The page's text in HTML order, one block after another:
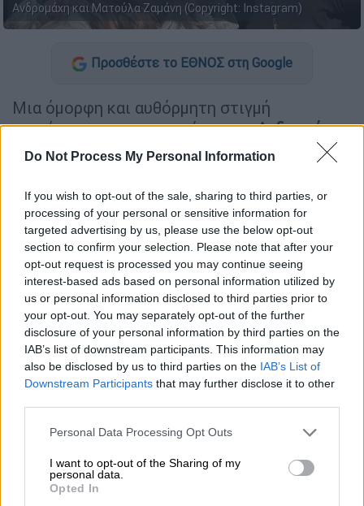
Do Not Process My Personal Information
If you wish to opt-out of the sale, sharing to third parties, or
processing of your personal or sensitive information for
targeted advertising by us, please use the below opt-out
section to confirm your selection. Please note that after your
opt-out request is processed you may continue seeing
interest-based ads based on personal information utilized by
us or personal information disclosed to third parties prior to
your opt-out. You may separately opt-out of the further
disclosure of your personal information by third parties on the
IAB’s list of downstream participants. This information may
also be disclosed by us to third parties on the IAB’s List of
Downstream Participants that may further disclose it to other
Please note that this website/app uses one or more Google
not limited to your visit or usage behaviour. You may click to
grant or deny consent to Google and its third-party tags to
use your data for below specified purposes in below Google
Personal Data Processing Opt Outs
I want to opt-out of the Sharing of my
personal data.
Opted In
Ανδρομάχη και Ματούλα Ζαμάνη (Copyright: Instagram)
Προσθέστε το ΕΘΝΟΣ στη Google
Μια όμορφη και αυθόρμητη στιγμή
μοιράστηκαν με το κοινό τους ηΑνδρομάχη
και ηΜατούλα Ζαμάνη, μέσα από τα
social
ΔΙΑΒΑΣΤΕ ΕΠΙΣΗΣ
Μουσική|25.04.2026 13:15
APON: Tο εντυπωσιακό βίντεο για το
«Ρεμπέτικο» με γνωστό ηθοποιό σε
ρόλο - έκπληξη
ιδιαίτερο χώρο, το σχολείο του χωριού
Πύργος. Στο βίντεο φαίνεται ότι οι δύο
τραγουδίστριες ερμήνευσαν το κομμάτι σε